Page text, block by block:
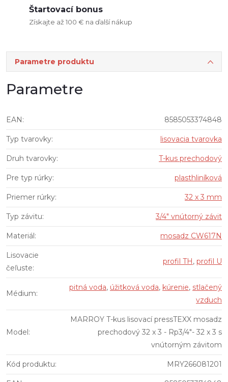
Štartovací bonus
Získajte až 100 € na ďalší nákup
Parametre produktu
Parametre
EAN: 8585053374848
Typ tvarovky: lisovacia tvarovka
Druh tvarovky: T-kus prechodový
Pre typ rúrky: plasthliníková
Priemer rúrky: 32 x 3 mm
Typ závitu: 3/4" vnútorný závit
Materiál: mosadz CW617N
Lisovacie
čeľuste:
profil TH, profil U
Médium:
pitná voda, úžitková voda, kúrenie, stlačený
vzduch
Model:
MARROY T-kus lisovací pressTEXX mosadz
prechodový 32 x 3 - Rp3/4"- 32 x 3 s
vnútorným závitom
Kód produktu: MRY266081201